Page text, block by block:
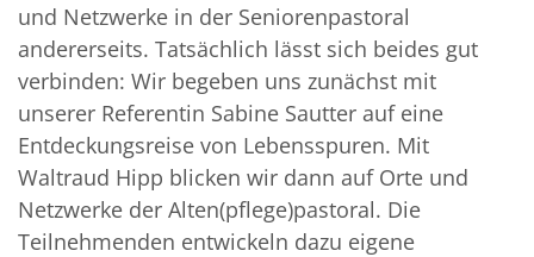
und Netzwerke in der Seniorenpastoral
andererseits. Tatsächlich lässt sich beides gut
verbinden: Wir begeben uns zunächst mit
unserer Referentin Sabine Sautter auf eine
Entdeckungsreise von Lebensspuren. Mit
Waltraud Hipp blicken wir dann auf Orte und
Netzwerke der Alten(pflege)pastoral. Die
Teilnehmenden entwickeln dazu eigene